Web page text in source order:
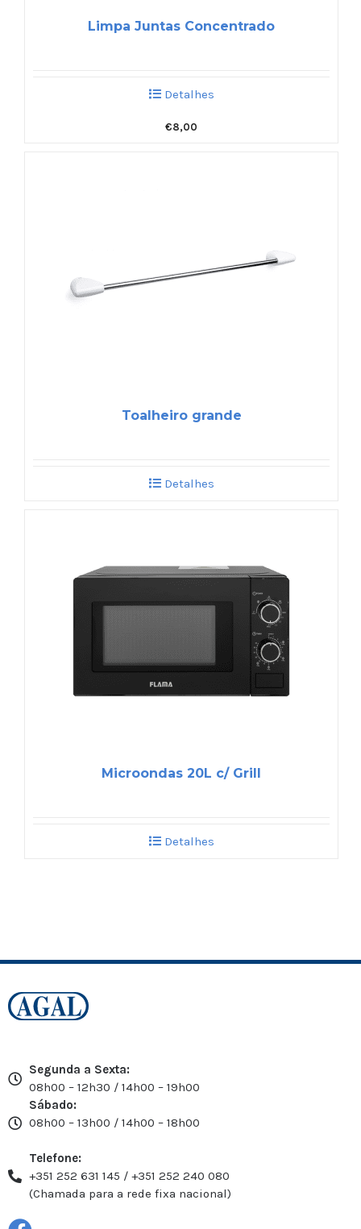
Limpa Juntas Concentrado
Detalhes
€8,00
Toalheiro grande
Detalhes
Microondas 20L c/ Grill
Detalhes
Segunda a Sexta:
08h00 – 12h30 / 14h00 – 19h00
Sábado:
08h00 – 13h00 / 14h00 – 18h00
Telefone:
+351 252 631 145 / +351 252 240 080
(Chamada para a rede fixa nacional)